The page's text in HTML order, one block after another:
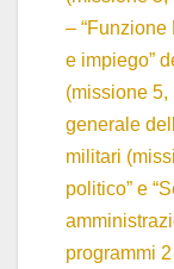
– “Funzione
e impiego”
(missione
generale
militari
politico” e
programmi